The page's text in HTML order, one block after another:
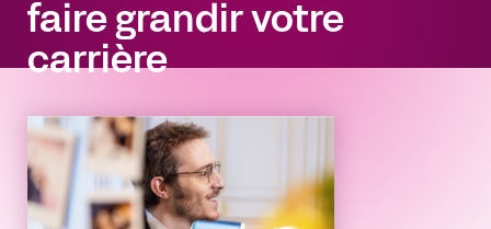
faire grandir votre
carrière